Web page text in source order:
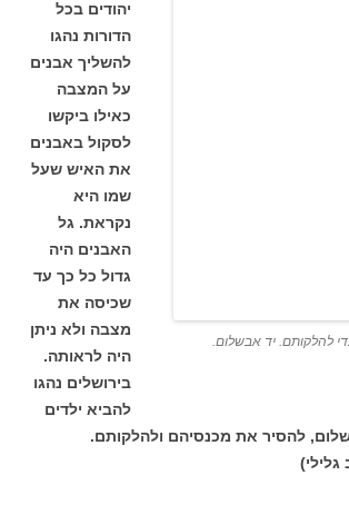
להלקותם. יד אבשלום.
יהודים בכל
הדורות נהגו
להשליך אבנים
על המצבה
כאילו ביקשו
לסקול באבנים
את האיש שעל
שמו היא
נקראת. גל
האבנים היה
גדול כל כך עד
שכיסה את
מצבה ולא ניתן
היה לראותה.
בירושלים נהגו
להביא ילדים
להסיר את מכנסיהם ולהלקותם.
גלילי)